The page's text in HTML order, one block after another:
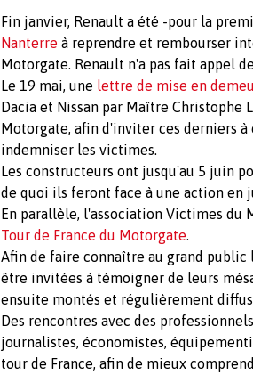
Fin janvier, Renault a été -pour la
Nanterre à reprendre et rembourser
Motorgate. Renault n'a pas fait appel
Le 19 mai, une lettre de mise en
Dacia et Nissan par Maître Christophe
Motorgate, afin d'inviter ces derniers
indemniser les victimes.
Les constructeurs ont jusqu'au 5 juin
de quoi ils feront face à une action en
En parallèle, l'association Victimes du
Tour de France du Motorgate.
Afin de faire connaître au grand
être invitées à témoigner de leurs
ensuite montés et régulièrement
Des rencontres avec des
journalistes, économistes,
tour de France, afin de mieux